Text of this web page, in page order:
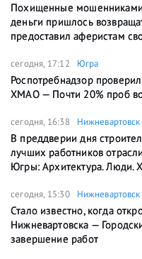
Похищенные мошенниками
деньги пришлось
предоставил аферистам
сегодня, 17:12 Югра
Роспотребнадзор
ХМАО — Почти 20% проб
сегодня, 16:38 Нижневартовск
В преддверии дня
лучших работников
Югры: Архитектура. Люди.
сегодня, 15:30 Нижневартовск
Стало известно, когда
Нижневартовска —
завершение работ